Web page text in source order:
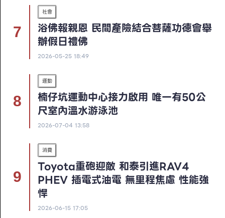
社會
浴佛報親恩 民間產險結合菩薩功德會舉
辦假日禮佛
2026-05-25 18:49
運動
楠仔坑運動中心接力啟用 唯一有50公
尺室內溫水游泳池
2026-07-04 13:58
消費
Toyota重砲迎敵 和泰引進RAV4
PHEV 插電式油電 無里程焦慮 性能強
悍
2026-06-15 17:05